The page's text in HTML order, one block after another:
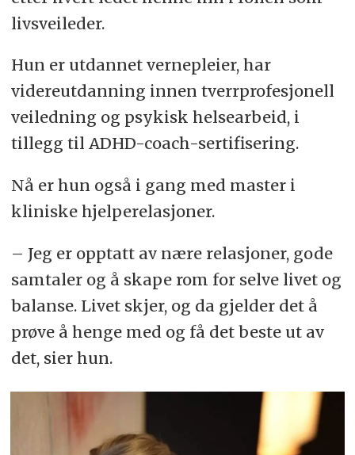
livsveileder.
Hun er utdannet vernepleier, har
videreutdanning innen tverrprofesjonell
veiledning og psykisk helsearbeid, i
tillegg til ADHD-coach-sertifisering.
Nå er hun også i gang med master i
kliniske hjelperelasjoner.
– Jeg er opptatt av nære relasjoner, gode
samtaler og å skape rom for selve livet og
balanse. Livet skjer, og da gjelder det å
prøve å henge med og få det beste ut av
det, sier hun.